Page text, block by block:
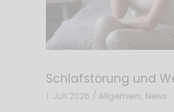
Schlafstörung und
1. Juli 2026 Allgemein, News